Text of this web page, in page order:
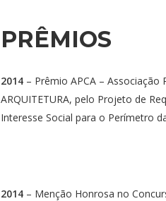
PRÊMIOS
2014 – Prêmio APCA – Associação
ARQUITETURA, pelo Projeto de
Interesse Social para o Perímetro
2014 – Menção Honrosa no